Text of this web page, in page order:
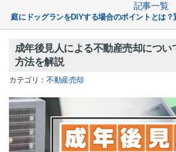
記事一覧
庭にドッグランをDIYする場合のポイントとは
成年後見人による不動産売却につ
方法を解説
カテゴリ：不動産売却